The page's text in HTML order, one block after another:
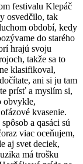
festivalu Klepáč
osvedčilo, tak
období, kedy
do starého
hrajú svoju
takže sa to
klasifikoval,
ani si ju tam
prísť a myslím si,
obvykle,
kvasenie.
a qasáci sú
viac oceňujem,
aj svet deciek,
má trošku